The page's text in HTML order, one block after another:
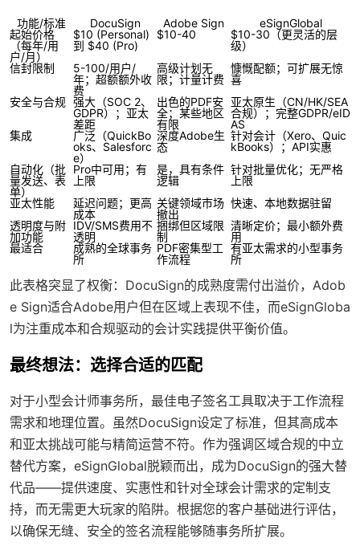
功能/标准 DocuSign Adobe Sign
eSignGlobal
起始价格
（每年/用
户/月）
$10 (Personal)
到 $40 (Pro)
$10-40
$10-30（更灵活的层
级）
信封限制
5-100/用户/
年；超额额外收
费
高级计划无
限；计量计费
慷慨配额；可扩展无惊
喜
安全与合规 强大（SOC 2、
GDPR）；亚太
差距
出色的PDF安
全；某些地区
有限
亚太原生（CN/HK/SEA
合规）；完整GDPR/eID
AS
集成
广泛（QuickBo
oks、Salesforc
e）
深度Adobe生
态
针对会计（Xero、Quic
kBooks）；API实惠
自动化（批
量发送、表
单）
Pro中可用；有
上限
是，具有条件
逻辑
针对批量优化；无严格
上限
亚太性能
延迟问题；更高
成本
关键领域市场
撤出
快速、本地数据驻留
透明度与附
加功能
IDV/SMS费用不
透明
捆绑但区域限
制
清晰定价；最小额外费
用
最适合
成熟的全球事务
所
PDF密集型工
作流程
有亚太需求的小型事务
所
此表格突显了权衡：DocuSign的成熟度需付出溢价，Adob
e Sign适合Adobe用户但在区域上表现不佳，而eSignGloba
l为注重成本和合规驱动的会计实践提供平衡价值。
最终想法：选择合适的匹配
对于小型会计师事务所，最佳电子签名工具取决于工作流程
需求和地理位置。虽然DocuSign设定了标准，但其高成本
和亚太挑战可能与精简运营不符。作为强调区域合规的中立
替代方案，eSignGlobal脱颖而出，成为DocuSign的强大替
代品——提供速度、实惠性和针对全球会计需求的定制支
持，而无需更大玩家的陷阱。根据您的客户基础进行评估，
以确保无缝、安全的签名流程能够随事务所扩展。